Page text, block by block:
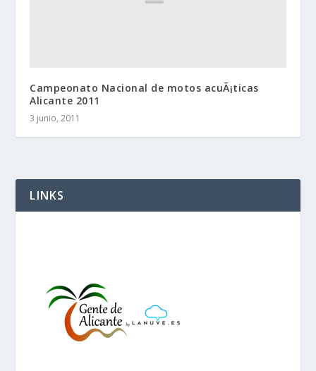
Campeonato Nacional de motos acuÃ¡ticas
Alicante 2011
3 junio, 2011
LINKS